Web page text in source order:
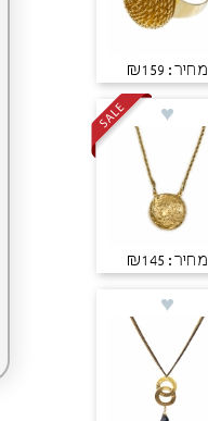
מחיר: ₪159
מחיר: ₪145